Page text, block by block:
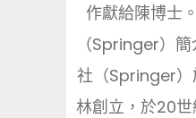
作獻給陳博士
（Springer）
社（Springer）
林創立，於20